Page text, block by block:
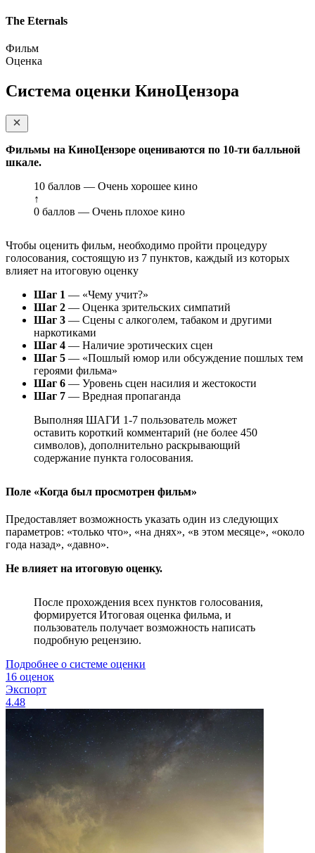
The Eternals
Фильм
Оценка
Система оценки КиноЦензора
Фильмы на КиноЦензоре оцениваются по 10-ти балльной
шкале.
10 баллов — Очень хорошее кино
↑
0 баллов — Очень плохое кино
Чтобы оценить фильм, необходимо пройти процедуру
голосования, состоящую из 7 пунктов, каждый из которых
влияет на итоговую оценку
Шаг 1 — «Чему учит?»
Шаг 2 — Оценка зрительских симпатий
Шаг 3 — Сцены с алкоголем, табаком и другими
наркотиками
Шаг 4 — Наличие эротических сцен
Шаг 5 — «Пошлый юмор или обсуждение пошлых тем
героями фильма»
Шаг 6 — Уровень сцен насилия и жестокости
Шаг 7 — Вредная пропаганда
Выполняя ШАГИ 1-7 пользователь может
оставить короткий комментарий (не более 450
символов), дополнительно раскрывающий
содержание пункта голосования.
Поле «Когда был просмотрен фильм»
Предоставляет возможность указать один из следующих
параметров: «только что», «на днях», «в этом месяце», «около
года назад», «давно».
Не влияет на итоговую оценку.
После прохождения всех пунктов голосования,
формируется Итоговая оценка фильма, и
пользователь получает возможность написать
подробную рецензию.
Подробнее о системе оценки
16 оценок
Экспорт
4.48